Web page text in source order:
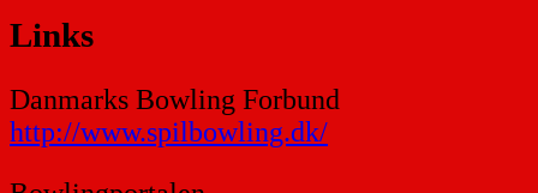
Links
Danmarks Bowling Forbund
http://www.spilbowling.dk/